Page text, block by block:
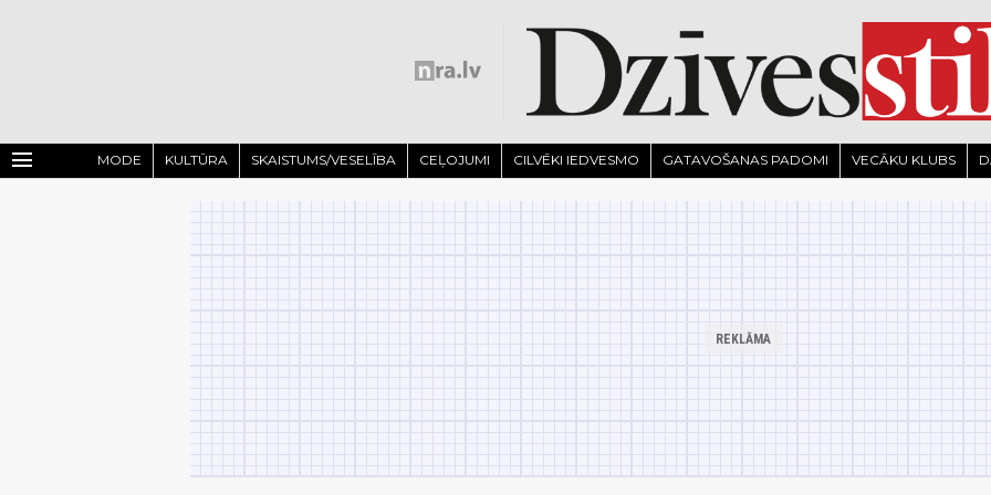
menu MODE KULTŪRA SKAISTUMS/VESELĪBA CEĻOJUMI CILVĒKI IEDVESMO GATAVOŠANAS PADOMI VECĀKU KLUBS